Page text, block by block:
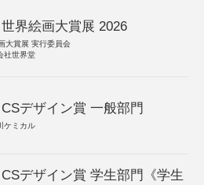
界絵画大賞展 2026
大賞展 実行委員会
社世界堂
デザイン賞 一般部門
ケミカル
デザイン賞 学生部門《学生